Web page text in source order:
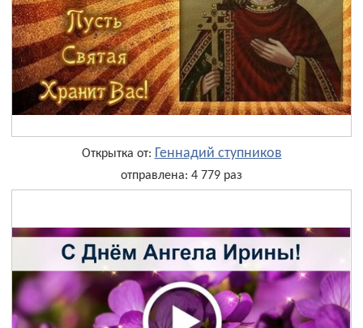
Открытка от: Геннадий ступников
отправлена: 4 779 раз